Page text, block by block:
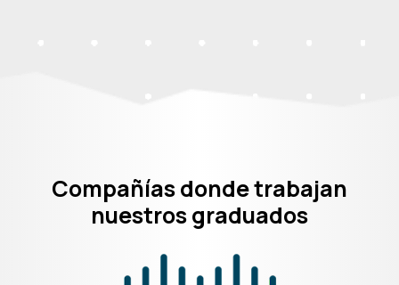
Compañías donde trabajan
nuestros graduados